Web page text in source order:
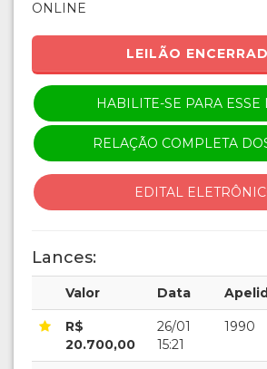
ONLINE
LEILÃO
HABILITE-SE PARA ESSE
RELAÇÃO COMPLETA
EDITAL
Lances:
Valor Data
R$
20.700,00
26/01
15:21
1990